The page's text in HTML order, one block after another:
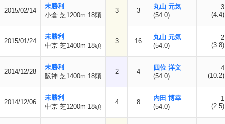
2015/02/14
未勝利
小倉 芝1200m 18頭
3 3
丸山 元気
(54.0)
3
(4.4)
2015/01/24
未勝利
中京 芝1400m 18頭
3 16
丸山 元気
(54.0)
2
(3.8)
2014/12/28
未勝利
阪神 芝1400m 18頭
2 4
四位 洋文
(54.0)
4
(10.2)
2014/12/06
未勝利
中京 芝1200m 18頭
4 8
内田 博幸
(54.0)
1
(2.5)